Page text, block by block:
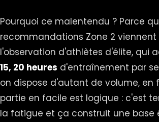
Pourquoi ce malentendu ? Parce
recommandations Zone 2
l'observation d'athlètes d'élite, qui
15, 20 heures d'entraînement par
on dispose d'autant de volume, en
partie en facile est logique : c'est
la fatigue et ça construit une base